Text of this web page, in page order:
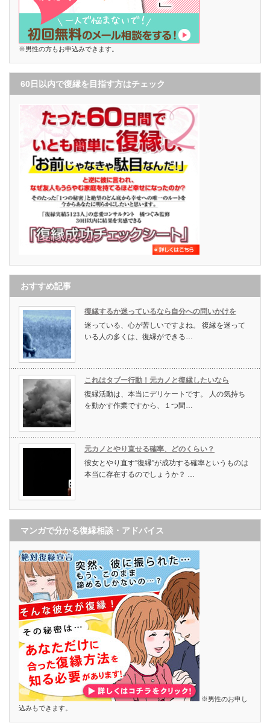
※男性の方もお申込みできます。
60日以内で復縁を目指す方はチェック
おすすめ記事
復縁するか迷っているなら自分への問いかけを
迷っている、心が苦しいですよね。 復縁を迷って
いる人の多くは、復縁ができる…
これはタブー行動！元カノと復縁したいなら
復縁活動は、本当にデリケートです。 人の気持ち
を動かす作業ですから、１つ間…
元カノとやり直せる確率、どのくらい？
彼女とやり直す”復縁”が成功する確率というものは
本当に存在するのでしょうか？ …
マンガで分かる復縁相談・アドバイス
※男性のお申し
込みもできます。